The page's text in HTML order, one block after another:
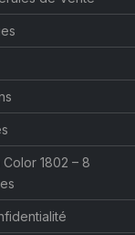
1802 – 8